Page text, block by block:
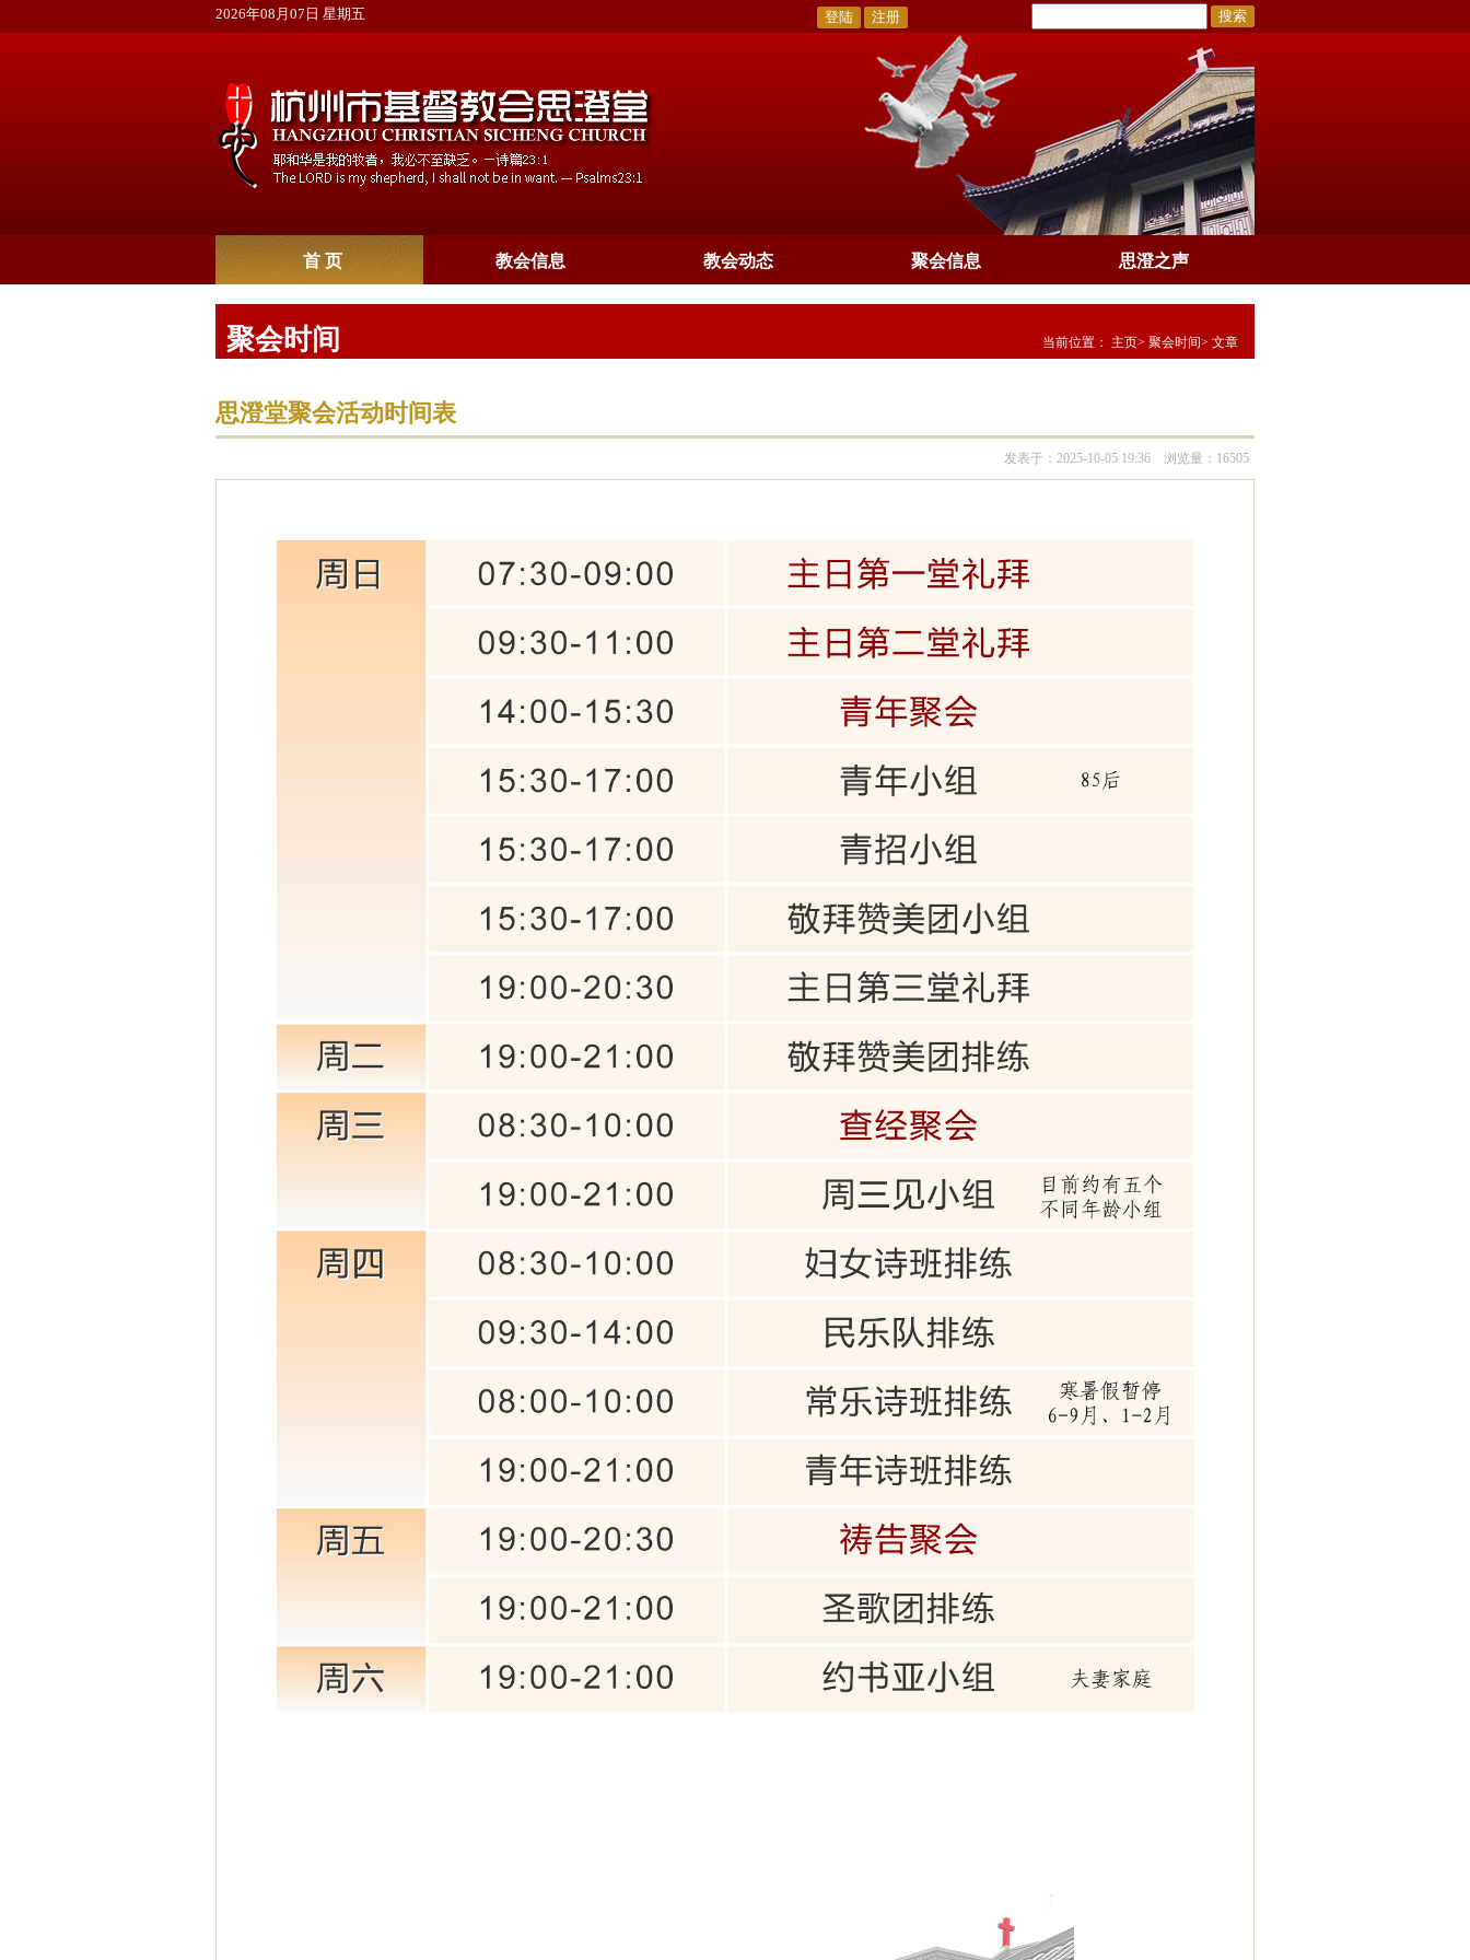
2026年08月07日 星期五 登陆 注册 搜索
首 页 教会信息 教会动态 聚会信息 思澄之声
聚会时间 当前位置： 主页> 聚会时间> 文章
思澄堂聚会活动时间表
发表于：2025-10-05 19:36 浏览量：16505